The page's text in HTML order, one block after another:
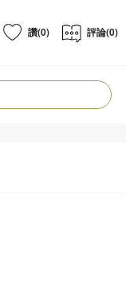
復生機。書中，項
特別提到客家村落與
要說遊客，哪怕是
為未及到訪的讀者勾
嘴邊的「傳統智
罷此書我們發覺，原
落之間。（原文刊
3月27日。）
讚(0) 評論(0)